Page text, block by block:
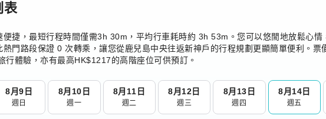
鹿兒島中央往新神戶火車
表
捷，最短行程時間僅需3h 30m，平均行車耗時約 3h 53m。您可以悠閒地放鬆心
門路段保證 0 次轉乘，讓您從鹿兒島中央往返新神戶的行程規劃更顯簡單便利。
體驗，亦有最高HK$1217的高階座位可供預訂。
8月9日
週日
8月10日
週一
8月11日
週二
8月12日
週三
8月13日
週四
8月14日
週五